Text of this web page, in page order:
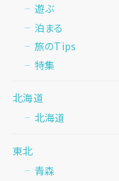
遊ぶ
泊まる
旅のTips
特集
北海道
北海道
東北
青森